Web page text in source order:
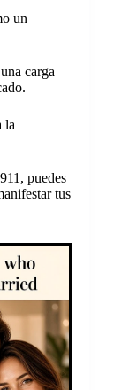
un
carga
la
puedes
tus